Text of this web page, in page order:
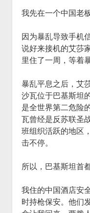
我先在一个中国老
因为暴乱导致手机
说好来接机的艾莎
里住了一周，等着
暴乱平息之后，艾
沙瓦位于巴基斯坦
是全世界第二危险
瓦曾经是反苏联圣
班组织活跃的地区
击不停。
所以，巴基斯坦首
我住的中国酒店安
时持枪保安。他们